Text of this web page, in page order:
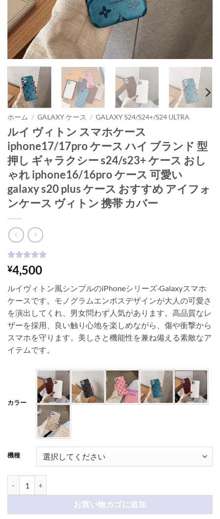
ホーム / GALAXY ケース / GALAXY S24/S24+/S24 ULTRA
ルイ ヴィトン スマホケース
iphone17/17pro ケース ハイ ブランド 型
押し ギャラクシー s24/s23+ ケース おし
ゃれ iphone16/16pro ケース 可愛い
galaxy s20 plus ケース おすすめ アイフォ
ンケース ヴィトン 携帯 カバー
1
件の利用者
評価に基づ
価のうち、
5点
¥4,500
ルイヴィトン風シンプルのiPhoneシリーズ·Galaxyスマホ
ケースです。モノグラムエンボスデザインが大人の可愛さ
を演出してくれ、男女問わず人気があります。高品質なレ
ザーを採用、良い触り心地を楽しめながら、傷や衝撃から
スマホを守ります。美しさと機能性を兼ね備える素敵なア
イテムです。
カラー
機種
お買い物カゴに追加